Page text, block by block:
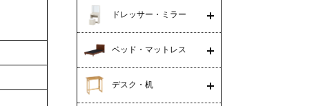
ドレッサー・ミラー
ベッド・マットレス
デスク・机